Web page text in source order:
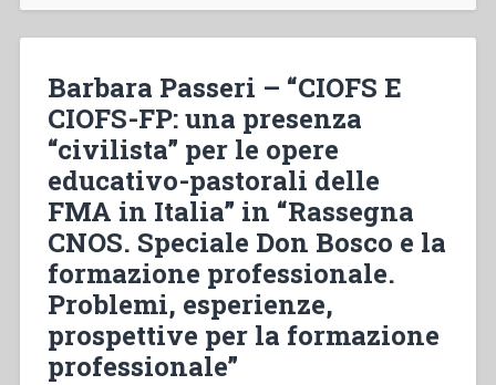
e
la
formazione
professionale.
Problemi,
esperienze,
prospettive
per
la
formazione
professionale”
Barbara Passeri – “CIOFS E
CIOFS-FP: una presenza
“civilista” per le opere
educativo-pastorali delle
FMA in Italia” in “Rassegna
CNOS. Speciale Don Bosco e la
formazione professionale.
Problemi, esperienze,
prospettive per la formazione
professionale”